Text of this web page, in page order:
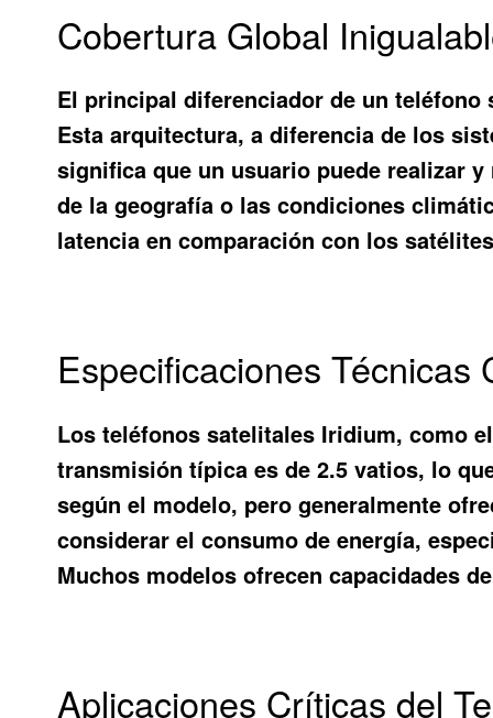
Cobertura Global
El principal diferenciador de un
Esta arquitectura, a diferencia de los
significa que un usuario puede realizar
de la geografía o las condiciones
latencia en comparación con los
Especificaciones Técnicas
Los teléfonos satelitales Iridium, como
transmisión típica es de 2.5 vatios, lo
según el modelo, pero generalmente
considerar el consumo de energía,
Muchos modelos ofrecen capacidades
Aplicaciones Críticas del